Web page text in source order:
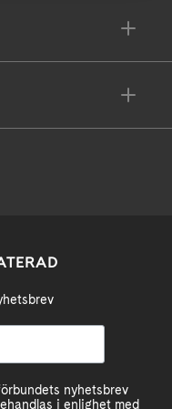
nyhetsbrev
i enlighet med